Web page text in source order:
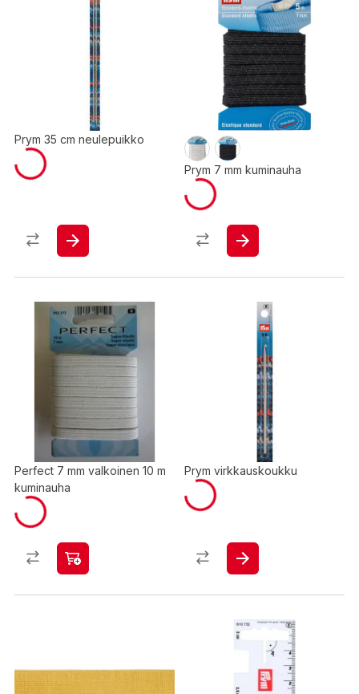
Prym 35 cm neulepuikko
Prym 7 mm kuminauha
Perfect 7 mm valkoinen 10 m
kuminauha
Prym virkkauskoukku